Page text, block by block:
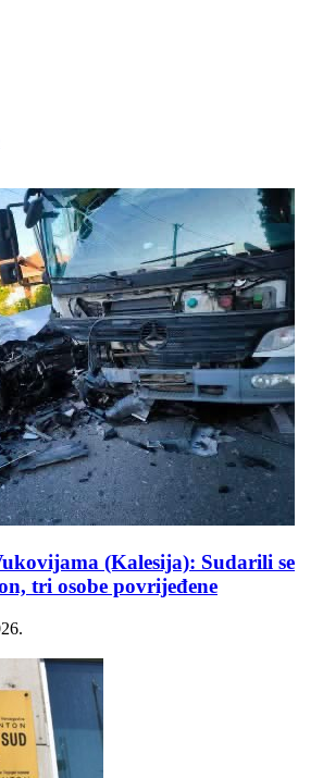
(Kalesija): Sudarili se
tri osobe povrijeđene